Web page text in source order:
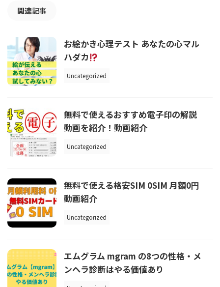
関連記事
お絵かき心理テスト あなたの心マル
ハダカ
Uncategorized
無料で使えるおすすめ電子印の解説
動画を紹介！動画紹介
Uncategorized
無料で使える格安SIM 0SIM 月額0円
動画紹介
Uncategorized
エムグラム mgram の8つの性格・メ
ンヘラ診断はやる価値あり